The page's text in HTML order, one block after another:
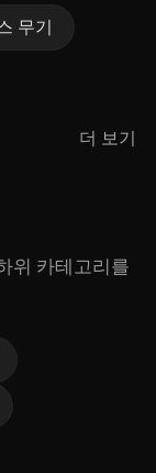
무기
더 보기
위 카테고리를